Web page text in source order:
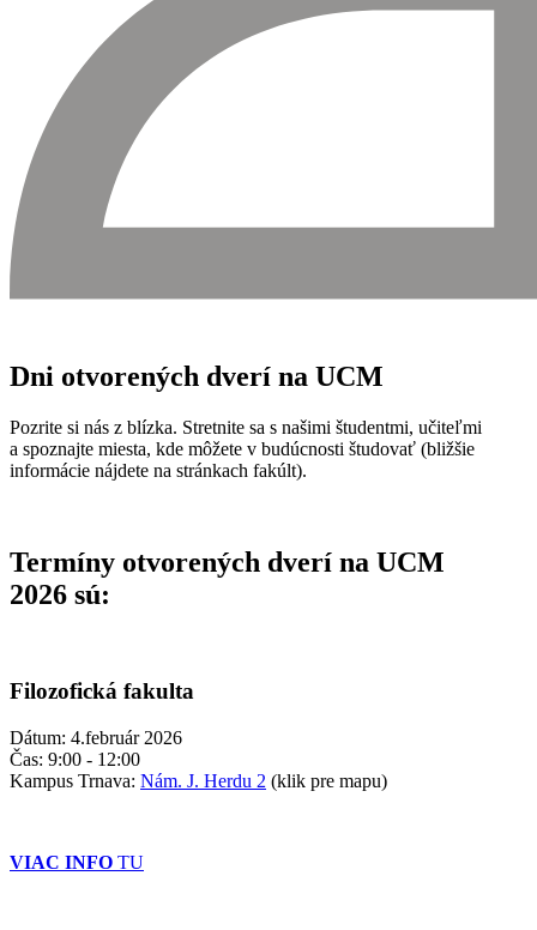
Dni otvorených dverí na UCM
Pozrite si nás z blízka. Stretnite sa s našimi študentmi, učiteľmi
a spoznajte miesta, kde môžete v budúcnosti študovať (bližšie
informácie nájdete na stránkach fakúlt).
Termíny otvorených dverí na UCM
2026 sú:
Filozofická fakulta
Dátum: 4.február 2026
Čas: 9:00 - 12:00
Kampus Trnava: Nám. J. Herdu 2 (klik pre mapu)
VIAC INFO TU